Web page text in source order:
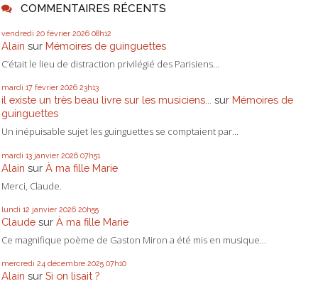
COMMENTAIRES RÉCENTS
vendredi 20 février 2026 08h12
Alain sur Mémoires de guinguettes
C’était le lieu de distraction privilégié des Parisiens...
mardi 17 février 2026 23h13
il existe un très beau livre sur les musiciens... sur Mémoires de
guinguettes
Un inépuisable sujet les guinguettes se comptaient par...
mardi 13 janvier 2026 07h51
Alain sur À ma fille Marie
Merci, Claude.
lundi 12 janvier 2026 20h55
Claude sur À ma fille Marie
Ce magnifique poème de Gaston Miron a été mis en musique...
mercredi 24 décembre 2025 07h10
Alain sur Si on lisait ?